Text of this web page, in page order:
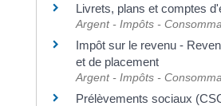
Livrets, plans et comptes
Argent - Impôts -
Impôt sur le revenu -
et de placement
Argent - Impôts -
Prélèvements sociaux